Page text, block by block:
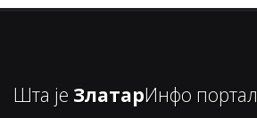
Шта је ЗлатарИнфо портал